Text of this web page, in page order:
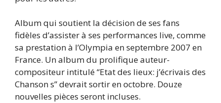
Album qui soutient la décision de ses fans
fidèles d’assister à ses performances live, comme
sa prestation à l’Olympia en septembre 2007 en
France. Un album du prolifique auteur-
compositeur intitulé “Etat des lieux: j’écrivais des
Chanson s” devrait sortir en octobre. Douze
nouvelles pièces seront incluses.